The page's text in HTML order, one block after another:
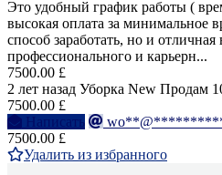
Это удобный график работы (
высокая оплата за минимальное
способ заработать, но и
профессионального и карьерн...
7500.00 £
2 лет назад Уборка New Продам
7500.00 £
Написать
7500.00 £
Удалить из избранного